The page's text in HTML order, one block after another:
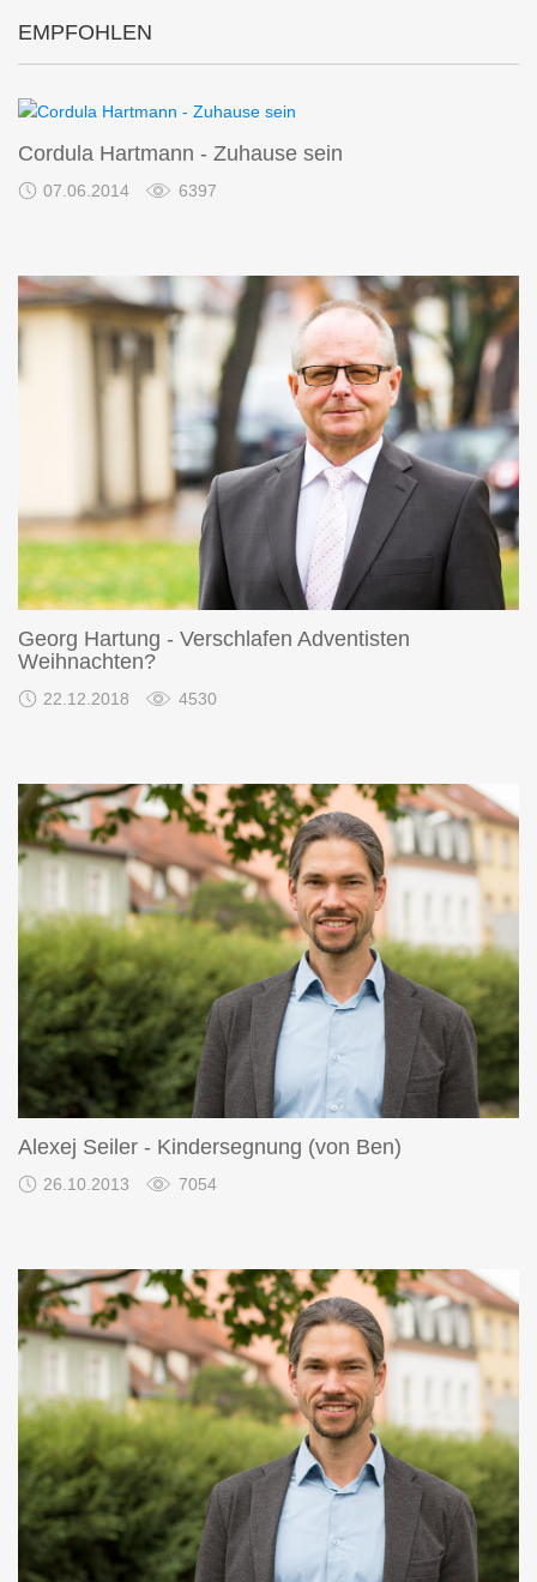
EMPFOHLEN
Cordula Hartmann - Zuhause sein
07.06.2014 6397
Georg Hartung - Verschlafen Adventisten
Weihnachten?
22.12.2018 4530
Alexej Seiler - Kindersegnung (von Ben)
26.10.2013 7054